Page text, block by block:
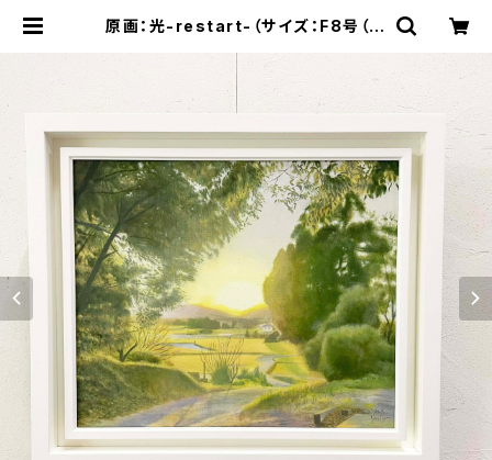
原画：光-restart-（サイズ：F8号（額
太/kenta yoshiga オンラインショ